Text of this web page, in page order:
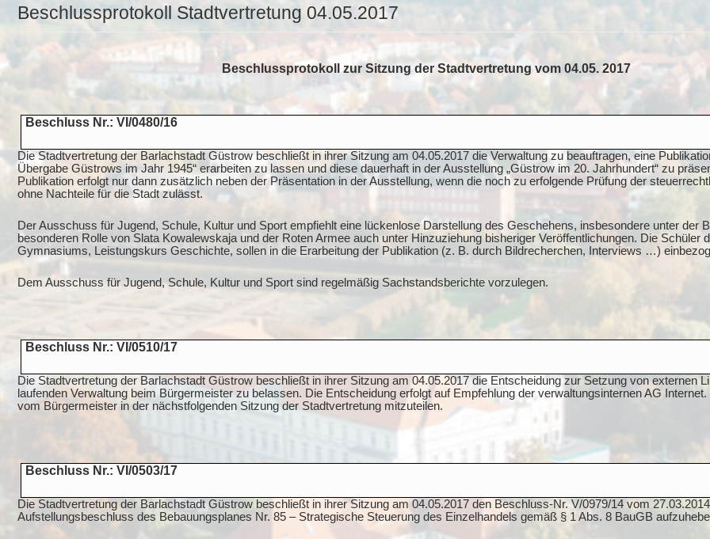
Beschlussprotokoll Stadtvertretung 04.05.2017
Beschlussprotokoll zur Sitzung der Stadtvertretung vom 04.05. 2017
Beschluss Nr.: VI/0480/16
Die Stadtvertretung der Barlachstadt Güstrow beschließt in ihrer Sitzung am 04.05.2017 die Verwaltung zu beauftragen, eine
Übergabe Güstrows im Jahr 1945“ erarbeiten zu lassen und diese dauerhaft in der Ausstellung „Güstrow im 20. Jahrhundert“ zu
Publikation erfolgt nur dann zusätzlich neben der Präsentation in der Ausstellung, wenn die noch zu erfolgende Prüfung der
ohne Nachteile für die Stadt zulässt.
Der Ausschuss für Jugend, Schule, Kultur und Sport empfiehlt eine lückenlose Darstellung des Geschehens, insbesondere unter der
besonderen Rolle von Slata Kowalewskaja und der Roten Armee auch unter Hinzuziehung bisheriger Veröffentlichungen. Die Schüler
Gymnasiums, Leistungskurs Geschichte, sollen in die Erarbeitung der Publikation (z. B. durch Bildrecherchen, Interviews …)
Dem Ausschuss für Jugend, Schule, Kultur und Sport sind regelmäßig Sachstandsberichte vorzulegen.
Beschluss Nr.: VI/0510/17
Die Stadtvertretung der Barlachstadt Güstrow beschließt in ihrer Sitzung am 04.05.2017 die Entscheidung zur Setzung von externen
laufenden Verwaltung beim Bürgermeister zu belassen. Die Entscheidung erfolgt auf Empfehlung der verwaltungsinternen AG
vom Bürgermeister in der nächstfolgenden Sitzung der Stadtvertretung mitzuteilen.
Beschluss Nr.: VI/0503/17
Die Stadtvertretung der Barlachstadt Güstrow beschließt in ihrer Sitzung am 04.05.2017 den Beschluss-Nr. V/0979/14 vom
Aufstellungsbeschluss des Bebauungsplanes Nr. 85 – Strategische Steuerung des Einzelhandels gemäß § 1 Abs. 8 BauGB